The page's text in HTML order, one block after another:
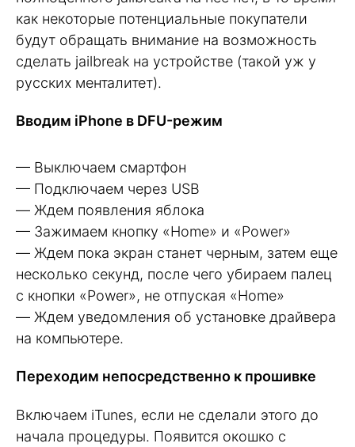
как некоторые потенциальные покупатели
будут обращать внимание на возможность
сделать jailbreak на устройстве (такой уж у
русских менталитет).
Вводим iPhone в DFU-режим
— Выключаем смартфон
— Подключаем через USB
— Ждем появления яблока
— Зажимаем кнопку «Home» и «Power»
— Ждем пока экран станет черным, затем еще
несколько секунд, после чего убираем палец
с кнопки «Power», не отпуская «Home»
— Ждем уведомления об установке драйвера
на компьютере.
Переходим непосредственно к прошивке
Включаем iTunes, если не сделали этого до
начала процедуры. Появится окошко с